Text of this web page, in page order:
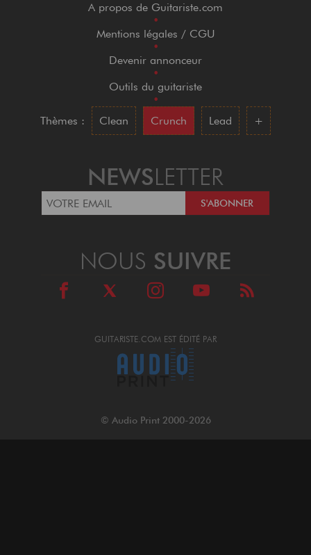
A propos de Guitariste.com
•
Mentions légales / CGU
•
Devenir annonceur
•
Outils du guitariste
•
Thèmes :
Clean Crunch Lead +
NEWSLETTER
GUITARISTE.COM EST ÉDITÉ PAR
NOUS SUIVRE
© Audio Print 2000-2026